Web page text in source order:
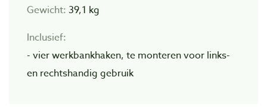
Gewicht: 39,1 kg
Inclusief:
- vier werkbankhaken, te monteren voor links-
en rechtshandig gebruik